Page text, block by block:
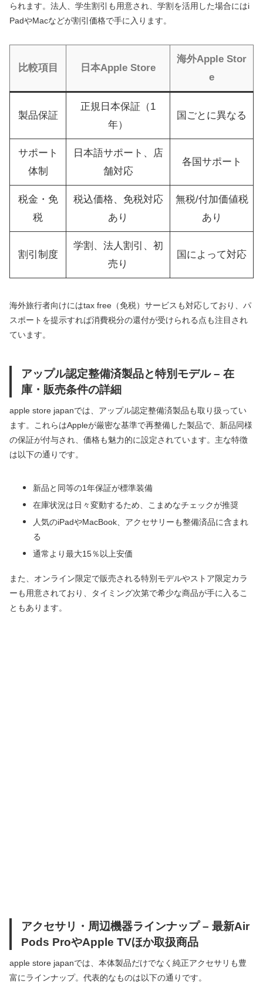
られます。法人、学生割引も用意され、学割を活用した場合にはi
PadやMacなどが割引価格で手に入ります。
比較項目 日本Apple Store
海外Apple Stor
e
製品保証
正規日本保証（1
年）
国ごとに異なる
サポート
体制
日本語サポート、店
舗対応
各国サポート
税金・免
税
税込価格、免税対応
あり
無税/付加価値税
あり
割引制度
学割、法人割引、初
売り
国によって対応
海外旅行者向けにはtax free（免税）サービスも対応しており、パ
スポートを提示すれば消費税分の還付が受けられる点も注目され
ています。
アップル認定整備済製品と特別モデル – 在
庫・販売条件の詳細
apple store japanでは、アップル認定整備済製品も取り扱ってい
ます。これらはAppleが厳密な基準で再整備した製品で、新品同様
の保証が付与され、価格も魅力的に設定されています。主な特徴
は以下の通りです。
新品と同等の1年保証が標準装備
在庫状況は日々変動するため、こまめなチェックが推奨
人気のiPadやMacBook、アクセサリーも整備済品に含まれ
る
通常より最大15％以上安価
また、オンライン限定で販売される特別モデルやストア限定カラ
ーも用意されており、タイミング次第で希少な商品が手に入るこ
ともあります。
アクセサリ・周辺機器ラインナップ – 最新Air
Pods ProやApple TVほか取扱商品
apple store japanでは、本体製品だけでなく純正アクセサリも豊
富にラインナップ。代表的なものは以下の通りです。